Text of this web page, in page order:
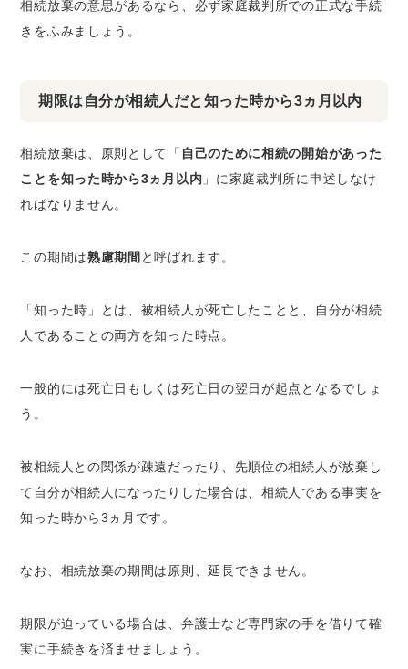
相続放棄の意思があるなら、必ず家庭裁判所での正式な手続
きをふみましょう。
期限は自分が相続人だと知った時から3ヵ月以内
相続放棄は、原則として「 自己のために相続の開始があった
ことを知った時から3ヵ月以内 」に家庭裁判所に申述しなけ
ればなりません。
この期間は熟慮期間 と呼ばれます。
「知った時」とは、被相続人が死亡したことと、自分が相続
人であることの両方を知った時点。
一般的には死亡日もしくは死亡日の翌日が起点となるでしょ
う。
被相続人との関係が疎遠だったり、先順位の相続人が放棄し
て自分が相続人になったりした場合は、相続人である事実を
知った時から3ヵ月です。
なお、相続放棄の期間は原則、延長できません。
期限が迫っている場合は、弁護士など専門家の手を借りて確
実に手続きを済ませましょう。